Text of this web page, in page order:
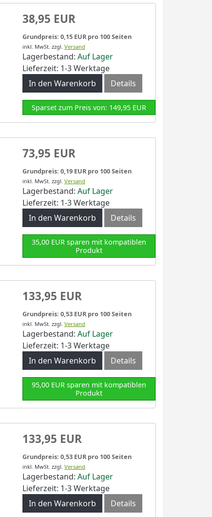
38,95 EUR
Grundpreis: 0,15 EUR pro 100 Seiten
inkl. MwSt. zzgl. Versand
Lagerbestand: Auf Lager
Lieferzeit: 1-3 Werktage
In den Warenkorb
Details
Sparset zum Preis von: 149,95 EUR
73,95 EUR
Grundpreis: 0,19 EUR pro 100 Seiten
inkl. MwSt. zzgl. Versand
Lagerbestand: Auf Lager
Lieferzeit: 1-3 Werktage
In den Warenkorb
Details
35,00 EUR sparen mit kompatiblen
Produkt
133,95 EUR
Grundpreis: 0,53 EUR pro 100 Seiten
inkl. MwSt. zzgl. Versand
Lagerbestand: Auf Lager
Lieferzeit: 1-3 Werktage
In den Warenkorb
Details
95,00 EUR sparen mit kompatiblen
Produkt
133,95 EUR
Grundpreis: 0,53 EUR pro 100 Seiten
inkl. MwSt. zzgl. Versand
Lagerbestand: Auf Lager
Lieferzeit: 1-3 Werktage
In den Warenkorb
Details